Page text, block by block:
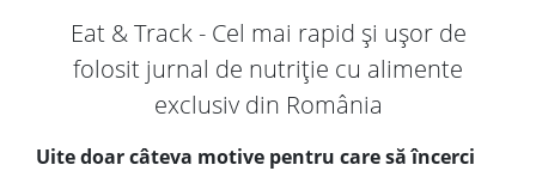
Eat & Track - Cel mai rapid și ușor de
folosit jurnal de nutriție cu alimente
exclusiv din România
Uite doar câteva motive pentru care să încerci